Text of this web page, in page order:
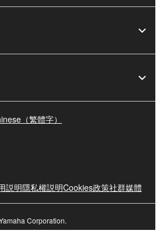
（繁體字）
説明隱私權説明Cookies政策社群媒體
Corporation.